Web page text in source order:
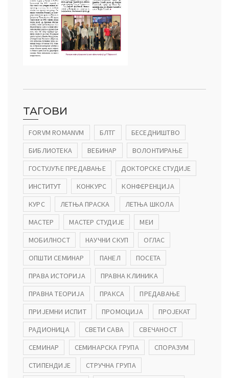
ТАГОВИ
FORVM ROMANVM БЛТГ
БЕСЕДНИШТВО
БИБЛИОТЕКА
ВЕБИНАР
ВОЛОНТИРАЊЕ
ГОСТУЈУЋЕ ПРЕДАВАЊЕ
ДОКТОРСКЕ СТУДИЈЕ
ИНСТИТУТ
КОНКУРС
КОНФЕРЕНЦИЈА
КУРС
ЛЕТЊА ПРАСКА
ЛЕТЊА ШКОЛА
МАСТЕР
МАСТЕР СТУДИЈЕ
МЕИ
МОБИЛНОСТ
НАУЧНИ СКУП
ОГЛАС
ОПШТИ СЕМИНАР
ПАНЕЛ
ПОСЕТА
ПРАВА ИСТОРИЈА
ПРАВНА КЛИНИКА
ПРАВНА ТЕОРИЈА
ПРАКСА
ПРЕДАВАЊЕ
ПРИЈЕМНИ ИСПИТ
ПРОМОЦИЈА
ПРОЈЕКАТ
РАДИОНИЦА
СВЕТИ САВА
СВЕЧАНОСТ
СЕМИНАР
СЕМИНАРСКА ГРУПА
СПОРАЗУМ
СТИПЕНДИЈЕ
СТРУЧНА ГРУПА